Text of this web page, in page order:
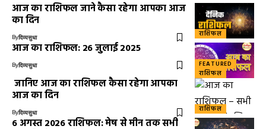
राशिफल
आज का राशिफल जाने कैसा रहेगा आपका आज
का दिन
Byदिव्यसुधा
FEATURED
राशिफल
आज का राशिफल: 26 जुलाई 2025
Byदिव्यसुधा
राशिफल
जानिए आज का राशिफल कैसा रहेगा आपका
आज का दिन
Byदिव्यसुधा
6 अगस्त 2026 राशिफल: मेष से मीन तक सभी